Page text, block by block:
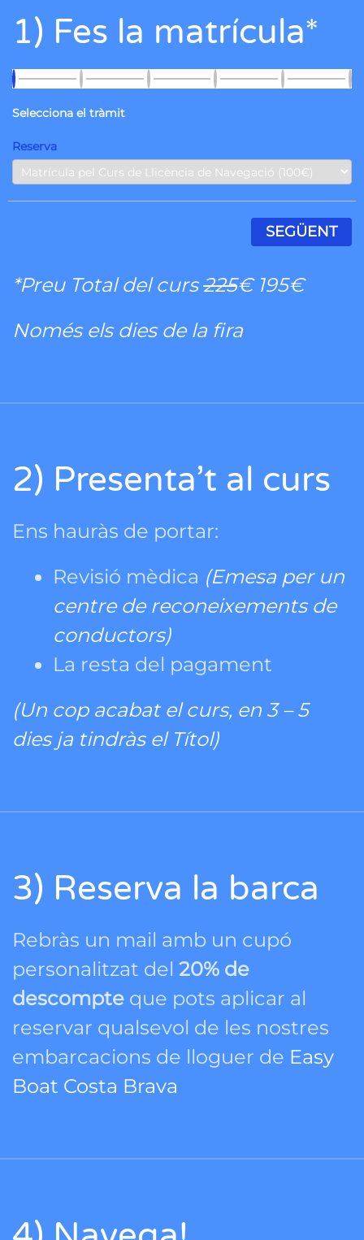
1) Fes la matrícula*
Selecciona el tràmit
Reserva
SEGÜENT
*Preu Total del curs225€ 195€
Només els dies de la fira
2) Presenta’t al curs
Ens hauràs de portar:
Revisió mèdica (Emesa per un
centre de reconeixements de
conductors)
La resta del pagament
(Un cop acabat el curs, en 3 – 5
dies ja tindràs el Títol)
3) Reserva la barca
Rebràs un mail amb un cupó
personalitzat del 20% de
descompte que pots aplicar al
reservar qualsevol de les nostres
embarcacions de lloguer de Easy
Boat Costa Brava